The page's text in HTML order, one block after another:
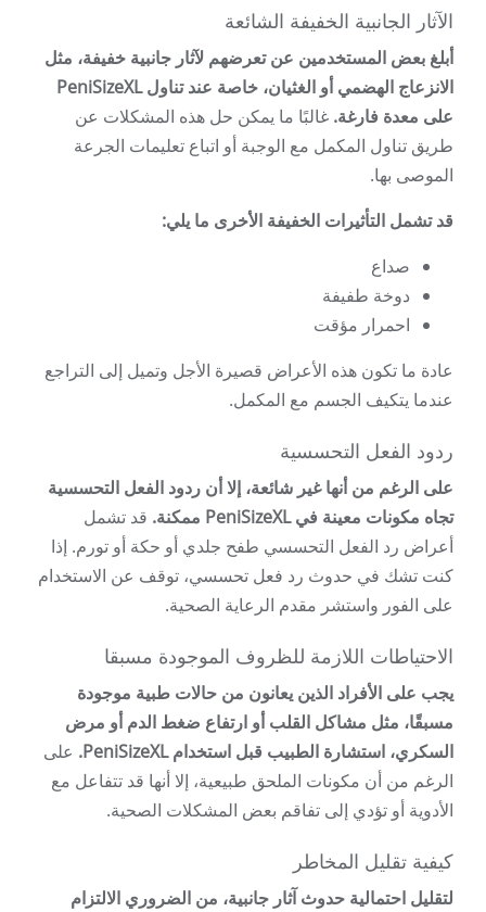
الآثار الجانبية الخفيفة الشائعة
أبلغ بعض المستخدمين عن تعرضهم لآثار جانبية خفيفة، مثل
الانزعاج الهضمي أو الغثيان، خاصة عند تناول PeniSizeXL
على معدة فارغة. غالبًا ما يمكن حل هذه المشكلات عن
طريق تناول المكمل مع الوجبة أو اتباع تعليمات الجرعة
الموصى بها.
قد تشمل التأثيرات الخفيفة الأخرى ما يلي:
صداع
دوخة طفيفة
احمرار مؤقت
عادة ما تكون هذه الأعراض قصيرة الأجل وتميل إلى التراجع
عندما يتكيف الجسم مع المكمل.
ردود الفعل التحسسية
على الرغم من أنها غير شائعة، إلا أن ردود الفعل التحسسية
تجاه مكونات معينة في PeniSizeXL ممكنة.
قد تشمل
أعراض رد الفعل التحسسي طفح جلدي أو حكة أو تورم. إذا
كنت تشك في حدوث رد فعل تحسسي، توقف عن الاستخدام
على الفور واستشر مقدم الرعاية الصحية.
الاحتياطات اللازمة للظروف الموجودة مسبقا
يجب على الأفراد الذين يعانون من حالات طبية موجودة
مسبقًا، مثل مشاكل القلب أو ارتفاع ضغط الدم أو مرض
السكري، استشارة الطبيب قبل استخدام PeniSizeXL.
على
الرغم من أن مكونات الملحق طبيعية، إلا أنها قد تتفاعل مع
الأدوية أو تؤدي إلى تفاقم بعض المشكلات الصحية.
كيفية تقليل المخاطر
لتقليل احتمالية حدوث آثار جانبية، من الضروري الالتزام